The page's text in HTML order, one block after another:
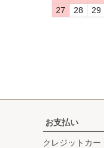
27
28 29
お支払い
クレジットカー